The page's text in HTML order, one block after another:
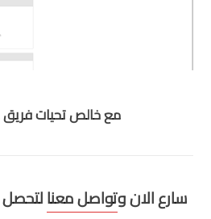
مع خالص تحيات
سارع الان وتواصل معنا